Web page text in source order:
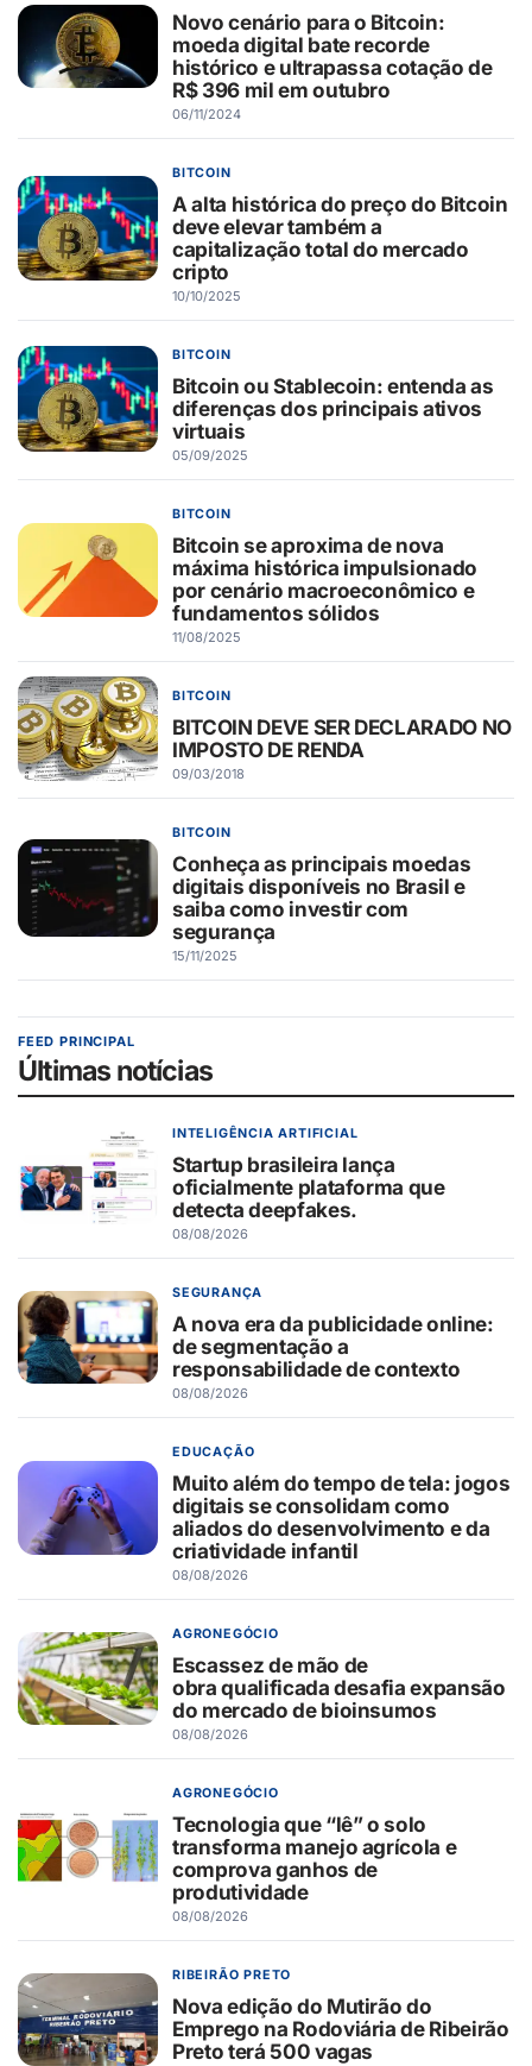
Novo cenário para o Bitcoin:
moeda digital bate recorde
histórico e ultrapassa cotação de
R$ 396 mil em outubro
06/11/2024
BITCOIN
A alta histórica do preço do Bitcoin
deve elevar também a
capitalização total do mercado
cripto
10/10/2025
BITCOIN
Bitcoin ou Stablecoin: entenda as
diferenças dos principais ativos
virtuais
05/09/2025
BITCOIN
Bitcoin se aproxima de nova
máxima histórica impulsionado
por cenário macroeconômico e
fundamentos sólidos
11/08/2025
BITCOIN
BITCOIN DEVE SER DECLARADO NO
IMPOSTO DE RENDA
09/03/2018
BITCOIN
Conheça as principais moedas
digitais disponíveis no Brasil e
saiba como investir com
segurança
15/11/2025
FEED PRINCIPAL
Últimas notícias
INTELIGÊNCIA ARTIFICIAL
Startup brasileira lança
oficialmente plataforma que
detecta deepfakes.
08/08/2026
SEGURANÇA
A nova era da publicidade online:
de segmentação a
responsabilidade de contexto
08/08/2026
EDUCAÇÃO
Muito além do tempo de tela: jogos
digitais se consolidam como
aliados do desenvolvimento e da
criatividade infantil
08/08/2026
AGRONEGÓCIO
Escassez de mão de
obra qualificada desafia expansão
do mercado de bioinsumos
08/08/2026
AGRONEGÓCIO
Tecnologia que “lê” o solo
transforma manejo agrícola e
comprova ganhos de
produtividade
08/08/2026
RIBEIRÃO PRETO
Nova edição do Mutirão do
Emprego na Rodoviária de Ribeirão
Preto terá 500 vagas